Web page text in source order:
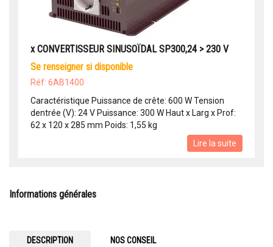
x CONVERTISSEUR SINUSOÏDAL SP300,24 > 230 V
se renseigner si disponible
Réf: 6AB1400
Caractéristique Puissance de crête: 600 W Tension
dentrée (V): 24 V Puissance: 300 W Haut x Larg x Prof:
62 x 120 x 285 mm Poids: 1,55 kg
Lire la suite
Informations générales
DESCRIPTION NOS CONSEIL